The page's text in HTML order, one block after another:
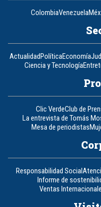
ColombiaVenezuela
ActualidadPolíticaEconomía
Ciencia y Tecnología
Clic VerdeClub de
La entrevista de Tomás
Mesa de periodistas
Responsabilidad Social
Informe de
Ventas